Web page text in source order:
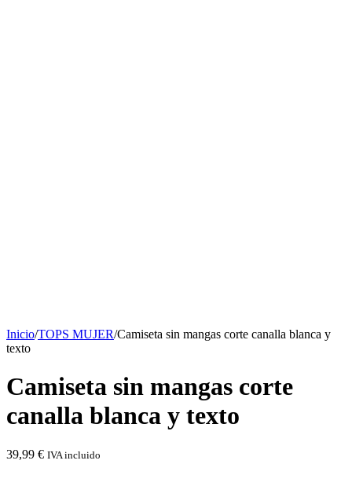
Inicio/TOPS MUJER/Camiseta sin mangas corte canalla blanca y
texto
Camiseta sin mangas corte
canalla blanca y texto
39,99 € IVA incluido